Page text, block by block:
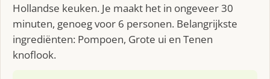
Hollandse keuken. Je maakt het in ongeveer 30
minuten, genoeg voor 6 personen. Belangrijkste
ingrediënten: Pompoen, Grote ui en Tenen
knoflook.